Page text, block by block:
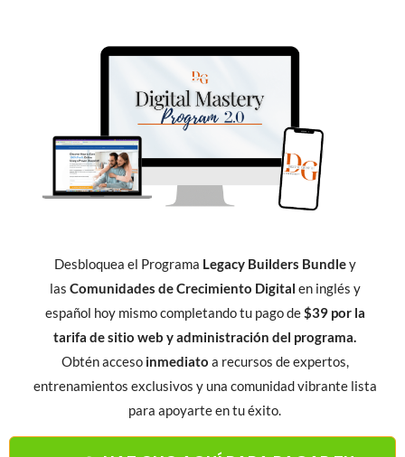
Desbloquea el Programa Legacy Builders Bundley
las Comunidades de Crecimiento Digital en inglés y
español hoy mismo completando tu pago de$39 por la
tarifa de sitio web y administración del programa.
Obtén acceso inmediato a recursos de expertos,
entrenamientos exclusivos y una comunidad vibrante lista
para apoyarte en tu éxito.